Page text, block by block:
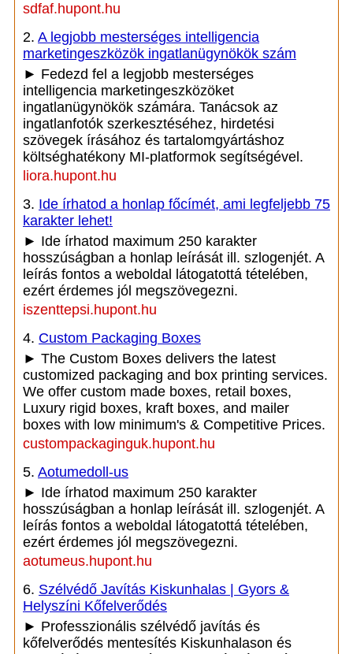
sdfaf.hupont.hu
2. A legjobb mesterséges intelligencia
marketingeszközök ingatlanügynökök szám
► Fedezd fel a legjobb mesterséges
intelligencia marketingeszközöket
ingatlanügynökök számára. Tanácsok az
ingatlanfotók szerkesztéséhez, hirdetési
szövegek írásához és tartalomgyártáshoz
költséghatékony MI-platformok segítségével.
liora.hupont.hu
3. Ide írhatod a honlap főcímét, ami legfeljebb 75
karakter lehet!
► Ide írhatod maximum 250 karakter
hosszúságban a honlap leírását ill. szlogenjét. A
leírás fontos a weboldal látogatottá tételében,
ezért érdemes jól megszövegezni.
iszenttepsi.hupont.hu
4. Custom Packaging Boxes
► The Custom Boxes delivers the latest
customized packaging and box printing services.
We offer custom made boxes, retail boxes,
Luxury rigid boxes, kraft boxes, and mailer
boxes with low minimum's & Competitive Prices.
custompackaginguk.hupont.hu
5. Aotumedoll-us
► Ide írhatod maximum 250 karakter
hosszúságban a honlap leírását ill. szlogenjét. A
leírás fontos a weboldal látogatottá tételében,
ezért érdemes jól megszövegezni.
aotumeus.hupont.hu
6. Szélvédő Javítás Kiskunhalas | Gyors &
Helyszíni Kőfelverődés
► Professzionális szélvédő javítás és
kőfelverődés mentesítés Kiskunhalason és